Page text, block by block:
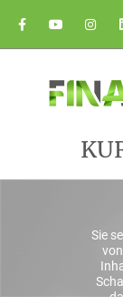
Sie
von